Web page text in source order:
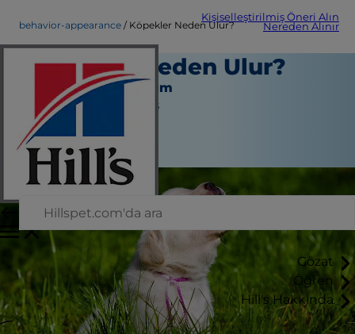
Kişiselleştirilmiş Öneri Alın
Nereden Alınır
Gözat
Öğren
Hill's Hakkında
behavior-appearance Köpekler Neden Ulur?
Köpekler Neden Ulur?
Davranış ve Görünüm
Jean Marie Bauhaus
Eylül 18, 2019